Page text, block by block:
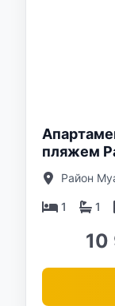
пляжем
Odyssey
Район
1 1
10